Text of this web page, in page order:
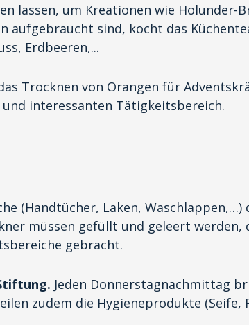
lassen, um Kreationen wie Holunder-
aufgebraucht sind, kocht das
Erdbeeren,...
Trocknen von Orangen für
interessanten Tätigkeitsbereich.
(Handtücher, Laken, Waschlappen,…)
müssen gefüllt und geleert
gebracht.
Jeden Donnerstagnachmittag
zudem die Hygieneprodukte (Seife,